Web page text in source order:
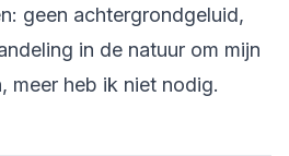
geen achtergrondgeluid,
in de natuur om mijn
meer heb ik niet nodig.